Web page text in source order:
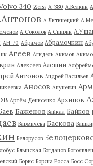
340 Zeiss А-380 А.Белкин
А.Литинецкий
А.Соколов А.Спирин
АН-70 Абрамов Абрамочкин
Агеев Агидель Акимов
Алексеев Алешин
Антонов Андрей Васильев
Аносов Апуневич
Артём Денисенко Архипов
Баженов Байкал Байков
Бармичева Баскова
Белорусов
Блынская Богданов
Борис Боряна Росса Босс